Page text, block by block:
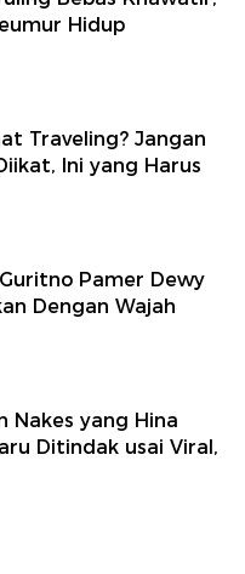
Hidup
Traveling? Jangan
Ini yang Harus
Pamer Dewy
Dengan Wajah
Nakes yang Hina
Ditindak usai Viral,